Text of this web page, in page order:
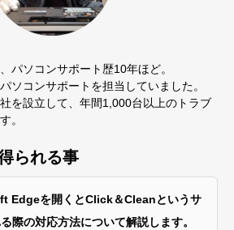
パソコンサポート歴10年ほど。
ソコンサポートを担当していました。
を設立して、年間1,000台以上のトラブ
。
られる事
Edgeを開くとClick＆Cleanというサ
際の対応方法について解説します。